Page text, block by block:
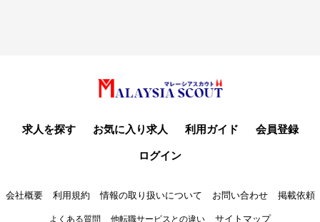
求人を探す お気に入り求人 利用ガイド
会員登録
ログイン
会社概要 利用規約 情報の取り扱いについて お問い合わせ 掲載依頼
よくある質問 他転職サービスとの違い サイトマップ